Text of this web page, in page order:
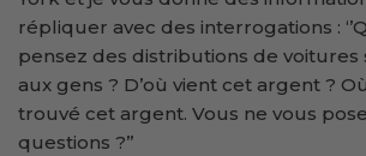
répliquer avec des interrogations :
pensez des distributions de voitures
aux gens ? D’où vient cet argent ?
trouvé cet argent. Vous ne vous
questions ?’’